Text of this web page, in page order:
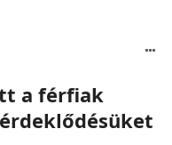
a férfiak